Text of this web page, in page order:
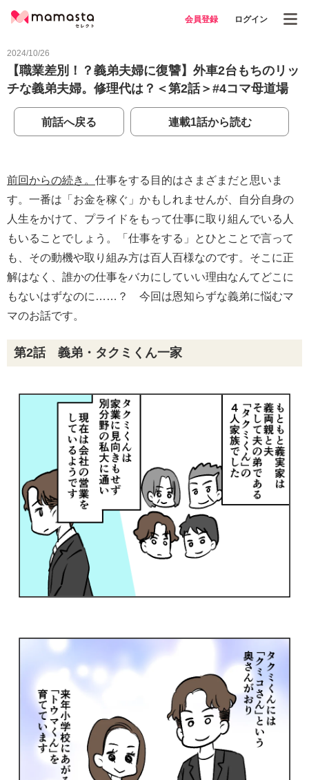
会員登録 ログイン
2024/10/26
【職業差別！？義弟夫婦に復讐】外車2台もちのリッ
チな義弟夫婦。修理代は？＜第2話＞#4コマ母道場
前話へ戻る 連載1話から読む
前回からの続き。 仕事をする目的はさまざまだと思いま
す。一番は「お金を稼ぐ」かもしれませんが、自分自身の
人生をかけて、プライドをもって仕事に取り組んでいる人
もいることでしょう。「仕事をする」とひとことで言って
も、その動機や取り組み方は百人百様なのです。そこに正
解はなく、誰かの仕事をバカにしていい理由なんてどこに
もないはずなのに……？ 今回は恩知らずな義弟に悩むマ
マのお話です。
第2話 義弟・タクミくん一家